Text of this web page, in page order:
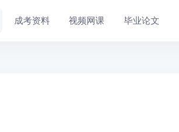
成考资料 视频网课 毕业论文